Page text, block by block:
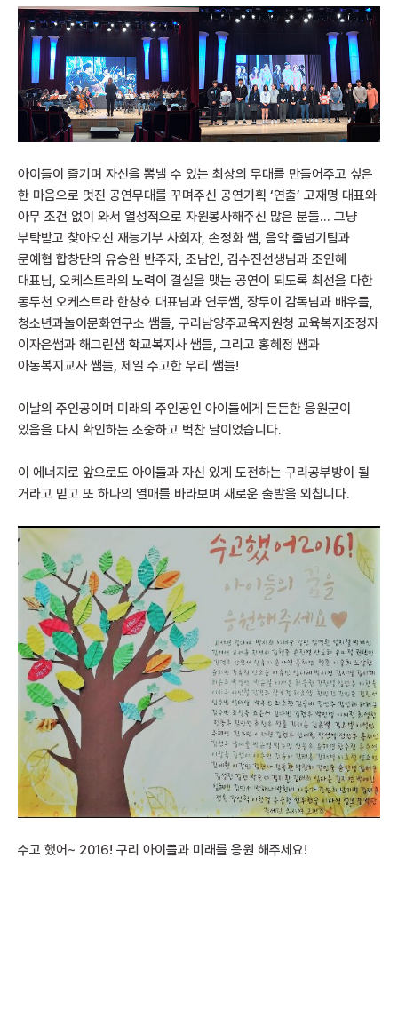
아이들이 즐기며 자신을 뽐낼 수 있는 최상의 무대를 만들어주고 싶은
한 마음으로 멋진 공연무대를 꾸며주신 공연기획 ‘연출’ 고재명 대표와
아무 조건 없이 와서 열성적으로 자원봉사해주신 많은 분들… 그냥
부탁받고 찾아오신 재능기부 사회자, 손정화 쌤, 음악 줄넘기팀과
문예협 합창단의 유승완 반주자, 조남인, 김수진선생님과 조인혜
대표님, 오케스트라의 노력이 결실을 맺는 공연이 되도록 최선을 다한
동두천 오케스트라 한창호 대표님과 연두쌤, 장두이 감독님과 배우들,
청소년과놀이문화연구소 쌤들, 구리남양주교육지원청 교육복지조정자
이자은쌤과 해그린샘 학교복지사 쌤들, 그리고 홍혜정 쌤과
아동복지교사 쌤들, 제일 수고한 우리 쌤들!
이날의 주인공이며 미래의 주인공인 아이들에게 든든한 응원군이
있음을 다시 확인하는 소중하고 벅찬 날이었습니다.
이 에너지로 앞으로도 아이들과 자신 있게 도전하는 구리공부방이 될
거라고 믿고 또 하나의 열매를 바라보며 새로운 출발을 외칩니다.
수고 했어~ 2016! 구리 아이들과 미래를 응원 해주세요!